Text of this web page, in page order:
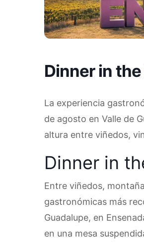
Dinner in
La experiencia
de agosto en Valle de
altura entre viñedos,
Dinner in
Entre viñedos,
gastronómicas más
Guadalupe, en
en una mesa